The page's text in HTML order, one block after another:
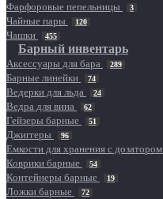
Фарфоровые пепельницы 3
Чайные пары 120
Чашки 455
Барный инвентарь
Аксессуары для бара 289
Барные линейки 74
Ведерки для льда 24
Ведра для вина 62
Гейзеры барные 51
Джиггеры 96
Емкости для хранения с дозатором
Коврики барные 54
Контейнеры барные 19
Ложки барные 72